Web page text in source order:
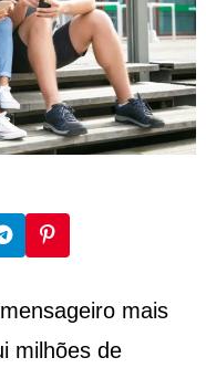
mais
milhões de